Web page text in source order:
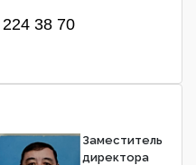
38 70
Заместитель
директора